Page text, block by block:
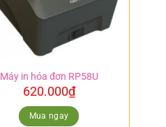
Máy in hóa đơn RP58U
620.000₫
Mua ngay